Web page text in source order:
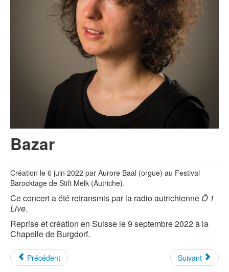
Médias
Bazar
Création le 6 juin 2022 par Aurore Baal (orgue) au Festival
Barocktage de Stift Melk (Autriche).
Ce concert a été retransmis par la radio autrichienne Ö 1
Live.
Reprise et création en Suisse le 9 septembre 2022 à la
Chapelle de Burgdorf.
Précédent Suivant